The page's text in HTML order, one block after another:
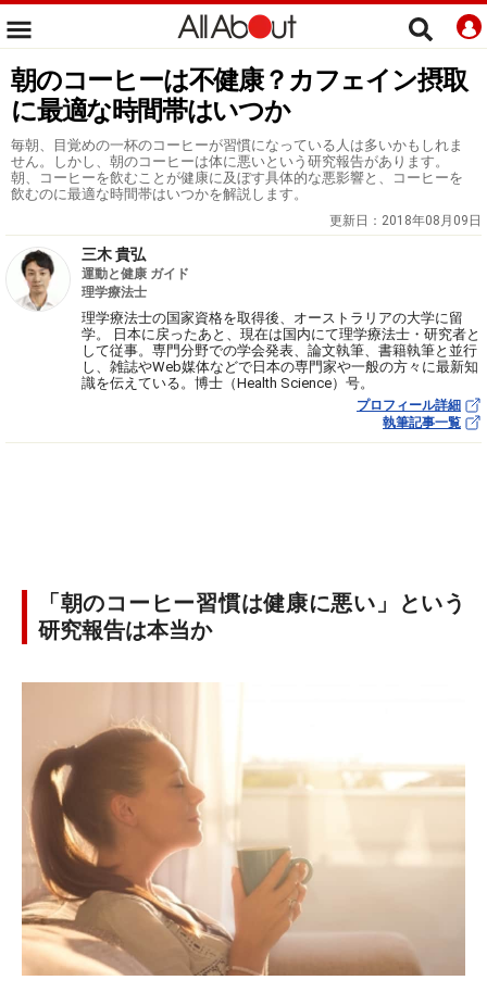
朝のコーヒーは不健康？カフェイン摂取
に最適な時間帯はいつか
毎朝、目覚めの一杯のコーヒーが習慣になっている人は多いかもしれま
せん。しかし、朝のコーヒーは体に悪いという研究報告があります。
朝、コーヒーを飲むことが健康に及ぼす具体的な悪影響と、コーヒーを
飲むのに最適な時間帯はいつかを解説します。
更新日： 2018年08月09日
三木 貴弘
運動と健康 ガイド
理学療法士
理学療法士の国家資格を取得後、オーストラリアの大学に留
学。 日本に戻ったあと、現在は国内にて理学療法士・研究者と
して従事。専門分野での学会発表、論文執筆、書籍執筆と並行
し、雑誌やWeb媒体などで日本の専門家や一般の方々に最新知
識を伝えている。博士（Health Science）号。
プロフィール詳細
執筆記事一覧
「朝のコーヒー習慣は健康に悪い」という
研究報告は本当か